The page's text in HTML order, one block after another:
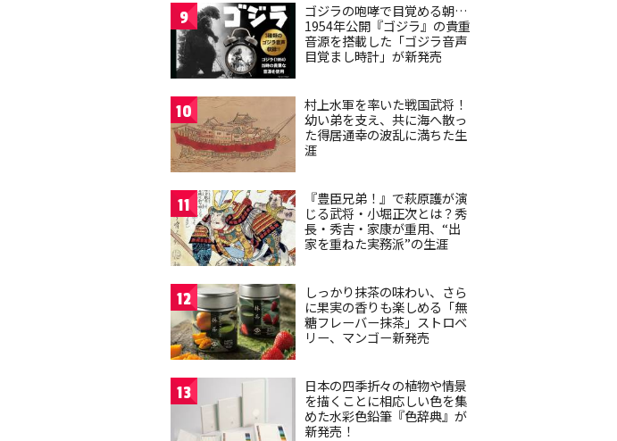
9
ゴジラの咆哮で目覚める朝…
1954年公開『ゴジラ』の貴重
音源を搭載した「ゴジラ音声
目覚まし時計」が新発売
10
村上水軍を率いた戦国武将！
幼い弟を支え、共に海へ散っ
た得居通幸の波乱に満ちた生
涯
11
『豊臣兄弟！』で萩原護が演
じる武将・小堀正次とは？秀
長・秀吉・家康が重用、“出
家を重ねた実務派”の生涯
12
しっかり抹茶の味わい、さら
に果実の香りも楽しめる「無
糖フレーバー抹茶」ストロベ
リー、マンゴー新発売
13
日本の四季折々の植物や情景
を描くことに相応しい色を集
めた水彩色鉛筆『色辞典』が
新発売！